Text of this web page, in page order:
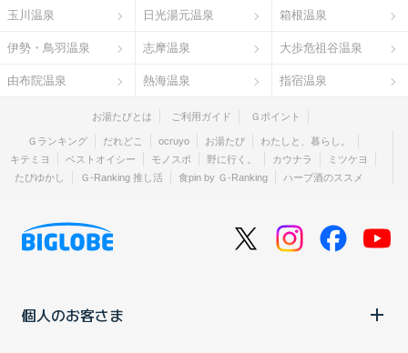
玉川温泉 日光湯元温泉 箱根温泉
伊勢・鳥羽温泉 志摩温泉 大歩危祖谷温泉
由布院温泉 熱海温泉 指宿温泉
お湯たびとは ご利用ガイド Ｇポイント
Ｇランキング だれどこ ocruyo お湯たび
わたしと、暮らし。
キテミヨ
ベストオイシー モノスポ 野に行く。 カウナラ
ミツケヨ
たびゆかし
Ｇ-Ranking 推し活 食pin by Ｇ-Ranking ハーブ酒のススメ
個人のお客さま